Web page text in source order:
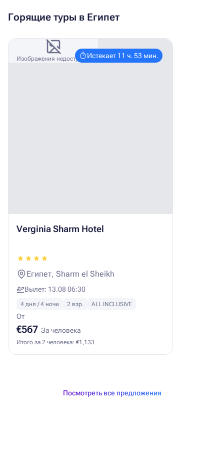
Горящие туры в Египет
Изображения недоступныИстекает 11 ч. 53 мин.
Verginia Sharm Hotel
Египет, Sharm el Sheikh
Вылет: 13.08 06:30
4 дня / 4 ночи 2 взр. ALL INCLUSIVE
От
€567 За человека
Итого за 2 человека: €1,133
Посмотреть все предложения